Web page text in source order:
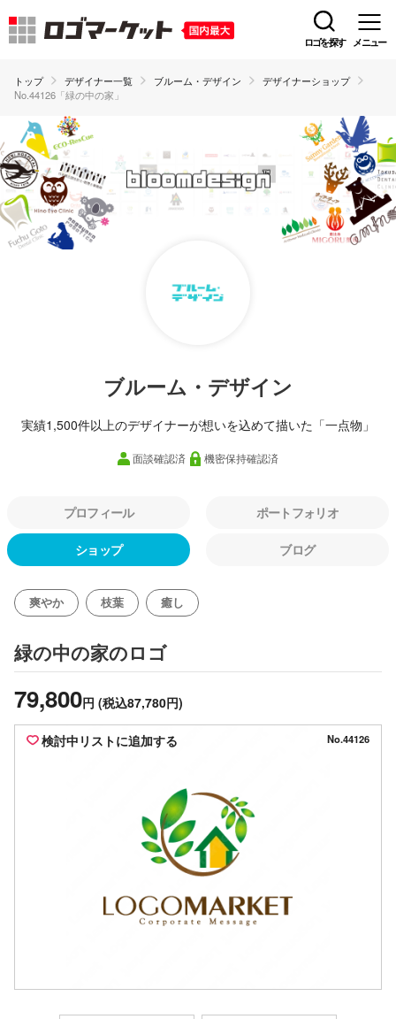
ロゴを探す メニュー
トップ デザイナー一覧 ブルーム・デザイン
デザイナーショップ
No.44126「緑の中の家」
ブルーム・デザイン
実績1,500件以上のデザイナーが想いを込めて描いた「一点物」
面談確認済 機密保持確認済
プロフィール ポートフォリオ
ショップ ブログ
爽やか 枝葉 癒し
緑の中の家のロゴ
79,800円 (税込87,780円)
検討中リストに追加する No.44126